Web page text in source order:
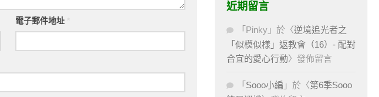
電子郵件地址
近期留言
「 Pinky 」於〈逆境追光者之
「似模似樣」返教會（16）- 配對
合宜的愛心行動〉發佈留言
「 Sooo小編 」於〈第6季Sooo